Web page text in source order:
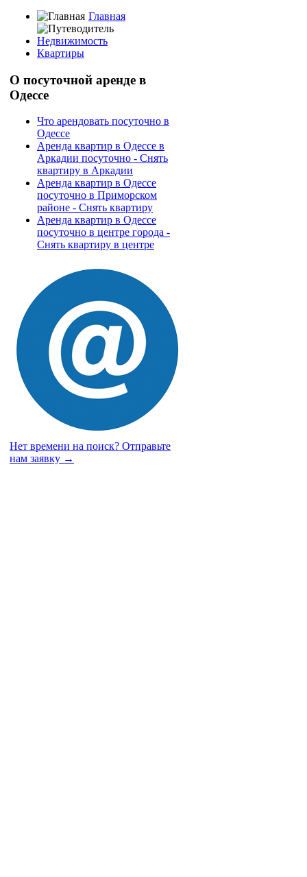
Главная
Недвижимость
Квартиры
О посуточной аренде в
Одессе
Что арендовать посуточно в
Одессе
Аренда квартир в Одессе в
Аркадии посуточно - Снять
квартиру в Аркадии
Аренда квартир в Одессе
посуточно в Приморском
районе - Снять квартиру
Аренда квартир в Одессе
посуточно в центре города -
Снять квартиру в центре
Нет времени на поиск? Отправьте
нам заявку →